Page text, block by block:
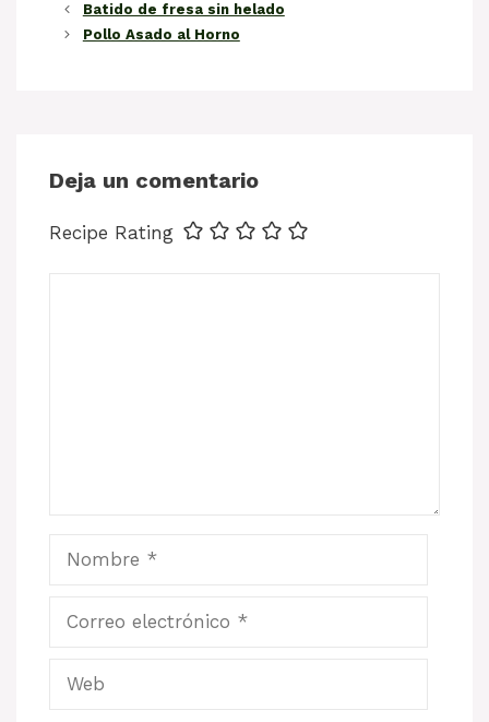
Batido de fresa sin helado
Pollo Asado al Horno
Deja un comentario
Recipe Rating
Nombre